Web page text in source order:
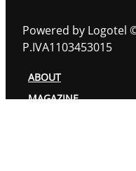
Powered by Logotel
P.IVA1103453015
ABOUT
MAGAZINE